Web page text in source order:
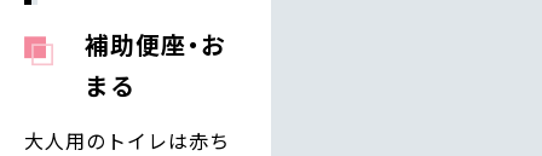
補助便座・お
まる
大人用のトイレは赤ち